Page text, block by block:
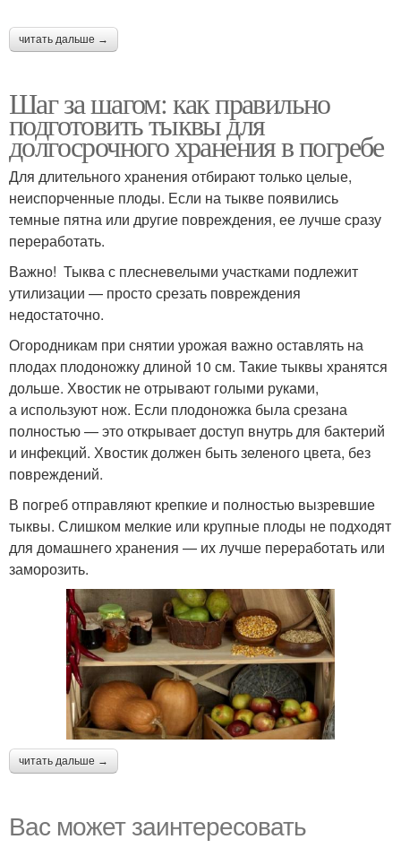
читать дальше →
Шаг за шагом: как правильно
подготовить тыквы для
долгосрочного хранения в погребе
Для длительного хранения отбирают только целые,
неиспорченные плоды. Если на тыкве появились
темные пятна или другие повреждения, ее лучше сразу
переработать.
Важно! Тыква с плесневелыми участками подлежит
утилизации — просто срезать повреждения
недостаточно.
Огородникам при снятии урожая важно оставлять на
плодах плодоножку длиной 10 см. Такие тыквы хранятся
дольше. Хвостик не отрывают голыми руками,
а используют нож. Если плодоножка была срезана
полностью — это открывает доступ внутрь для бактерий
и инфекций. Хвостик должен быть зеленого цвета, без
повреждений.
В погреб отправляют крепкие и полностью вызревшие
тыквы. Слишком мелкие или крупные плоды не подходят
для домашнего хранения — их лучше переработать или
заморозить.
читать дальше →
Вас может заинтересовать